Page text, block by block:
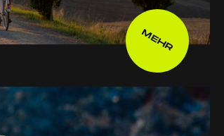
MEHR